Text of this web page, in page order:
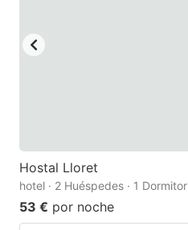
Hostal Lloret
hotel · 2 Huéspedes · 1
53 € por noche